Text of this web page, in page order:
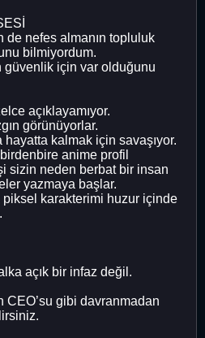
de nefes almanın topluluk
bilmiyordum.
güvenlik için var olduğunu
açıklayamıyor.
görünüyorlar.
hayatta kalmak için savaşıyor.
anime profil
sizin neden berbat bir insan
yazmaya başlar.
karakterimi huzur içinde
açık bir infaz değil.
CEO’su gibi davranmadan